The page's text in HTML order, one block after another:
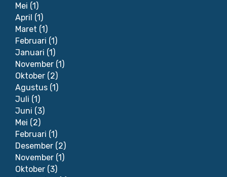
Mei (1)
April (1)
Maret (1)
Februari (1)
Januari (1)
November (1)
Oktober (2)
Agustus (1)
Juli (1)
Juni (3)
Mei (2)
Februari (1)
Desember (2)
November (1)
Oktober (3)